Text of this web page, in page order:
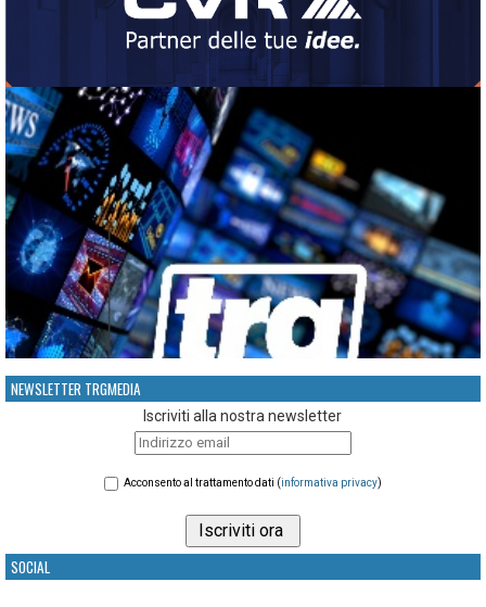
NEWSLETTER TRGMEDIA
Iscriviti alla nostra newsletter
Acconsento al trattamento dati (informativa privacy)
SOCIAL